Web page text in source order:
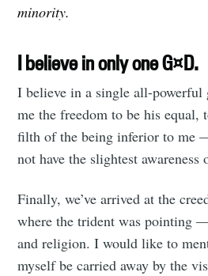
minority.
I believe in only one G¤D.
I believe in a single all-
me the freedom to be his equal,
filth of the being inferior to me
not have the slightest awareness
Finally, we’ve arrived at the
where the trident was pointing
and religion. I would like to
myself be carried away by the